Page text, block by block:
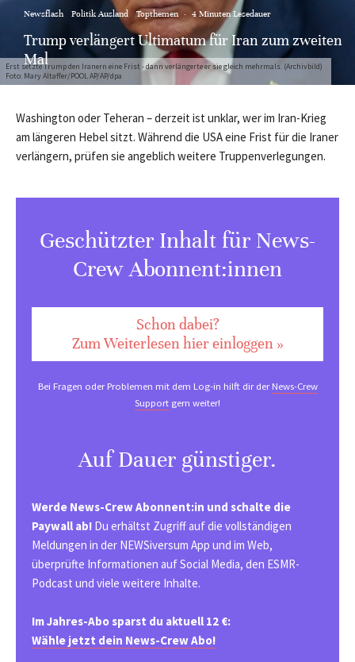
Erst setzte Trump den Iranern eine Frist - dann verlängerte er sie gleich mehrmals. (Archivbild)
Foto: Mary Altaffer/POOL AP/AP/dpa
Newsflash Politik Ausland Topthemen · 4 Minuten Lesedauer
Trump verlängert Ultimatum für Iran zum zweiten
Mal
Washington oder Teheran – derzeit ist unklar, wer im Iran-Krieg
am längeren Hebel sitzt. Während die USA eine Frist für die Iraner
verlängern, prüfen sie angeblich weitere Truppenverlegungen.
Geschützter Inhalt für News-
Crew Abonnent:innen
Schon dabei?
Zum Weiterlesen hier einloggen »
Bei Fragen oder Problemen mit dem Log-in hilft dir derNews-Crew
Support gern weiter!
Auf Dauer günstiger.
Werde News-Crew Abonnent:in und schalte die
Paywall ab! Du erhältst Zugriff auf die vollständigen
Meldungen in der NEWSiversum App und im Web,
überprüfte Informationen auf Social Media, den ESMR-
Podcast und viele weitere Inhalte.
Im Jahres-Abo sparst du aktuell 12 €:
Wähle jetzt dein News-Crew Abo!